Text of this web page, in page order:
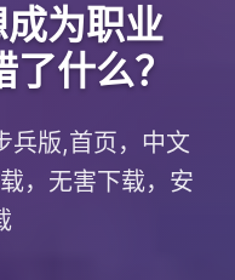
为职业
什么？
兵版,首页，中文
，无害下载，安